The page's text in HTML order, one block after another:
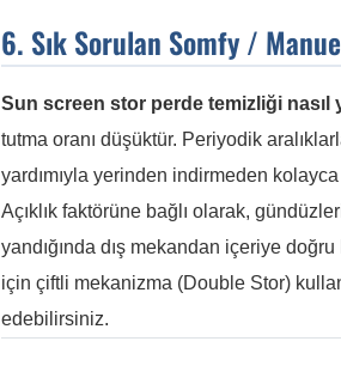
6. Sık Sorulan Somfy /
Sun screen stor perde temizliği nasıl
tutma oranı düşüktür. Periyodik
yardımıyla yerinden indirmeden
Açıklık faktörüne bağlı olarak,
yandığında dış mekandan içeriye
için çiftli mekanizma (Double Stor)
edebilirsiniz.